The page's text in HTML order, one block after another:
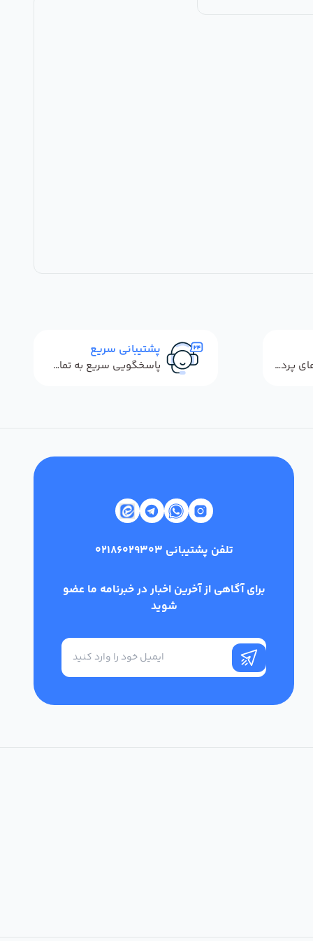
استفاده از روش‌های پرداخت امن
پشتیبانی سریع
پاسخگویی سریع به تماس‌ها و پیام‌ها
تلفن پشتیبانی 02186029303
برای آگاهی از آخرین اخبار در خبرنامه ما عضو
شوید